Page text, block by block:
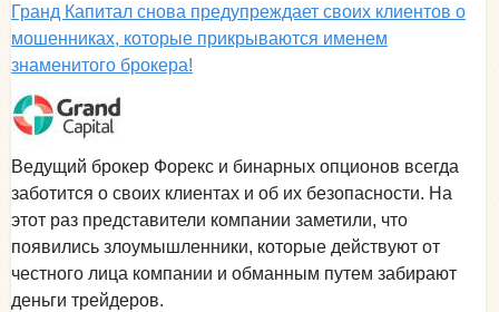
Гранд Капитал снова предупреждает своих клиентов о
мошенниках, которые прикрываются именем
знаменитого брокера!
Ведущий брокер Форекс и бинарных опционов всегда
заботится о своих клиентах и об их безопасности. На
этот раз представители компании заметили, что
появились злоумышленники, которые действуют от
честного лица компании и обманным путем забирают
деньги трейдеров.